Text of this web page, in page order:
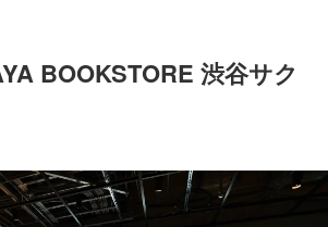
BOOKSTORE 渋谷サク